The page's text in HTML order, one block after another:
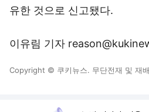
유한 것으로 신고됐다.
이유림 기자
Copyright © 쿠키뉴스. 무단전재 및 재